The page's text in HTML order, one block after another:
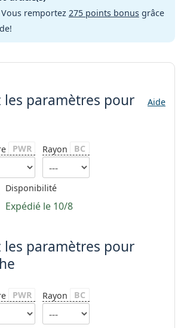
remportez 275 points bonusgrâce
paramètres
les paramètres pour
Aide
PWR Rayon BC
Disponibilité
Expédié le 10/8
les paramètres pour
PWR Rayon BC